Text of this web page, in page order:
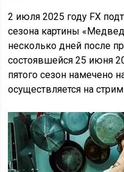
2 июля 2025 году FX
сезона картины
несколько дней после
состоявшейся 25 июня
пятого сезон намечено
осуществляется на